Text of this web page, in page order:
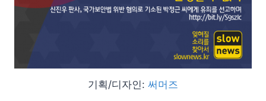
기획/디자인: 써머즈